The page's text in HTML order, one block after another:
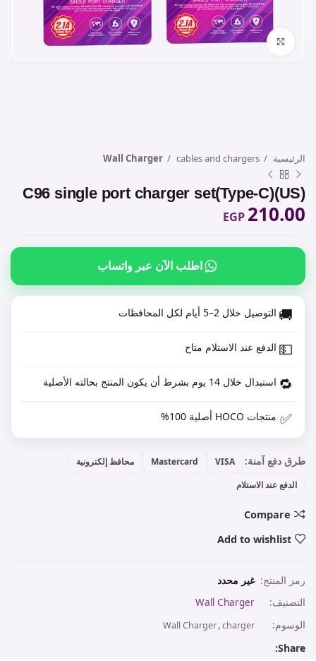
Click to enlarge
الرئيسية cables and chargers
Wall Charger
C96 single port charger set(Type-C)(US)
EGP 210.00
اطلب الآن عبر واتساب
🚚 التوصيل خلال 2–5 أيام لكل المحافظات
💵 الدفع عند الاستلام متاح
🔁 استبدال خلال 14 يوم بشرط أن يكون المنتج بحالته الأصلية
✅ منتجات HOCO أصلية 100%
طرق دفع آمنة: VISA
Mastercard
محافظ إلكترونية
الدفع عند الاستلام
Compare
Add to wishlist
رمز المنتج: غير محدد
التصنيف:
Wall Charger
الوسوم:
charger
,
Wall Charger
Share: